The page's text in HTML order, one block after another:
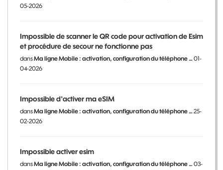
05-2026
Impossible de scanner le QR code pour activation de Esim
et procédure de secour ne fonctionne pas
dansMa ligne Mobile : activation, configuration du téléphone … 01-
04-2026
Impossible d'activer ma eSIM
dansMa ligne Mobile : activation, configuration du téléphone … 25-
02-2026
Impossible activer esim
dansMa ligne Mobile : activation, configuration du téléphone … 03-